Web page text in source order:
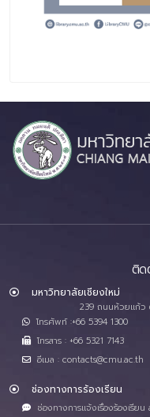
ติด
มหาวิทยาลัยเชียงใหม่
239 ถนนห้วยแก้ว
โทรศัพท์ :+66 5394 1300
โทรสาร : +66 5321 7143
อีเมล : contacts@cmu.ac.th
ช่องทางการร้องเรียน
ช่องทางการแจ้งเรื่องร้องเรีย